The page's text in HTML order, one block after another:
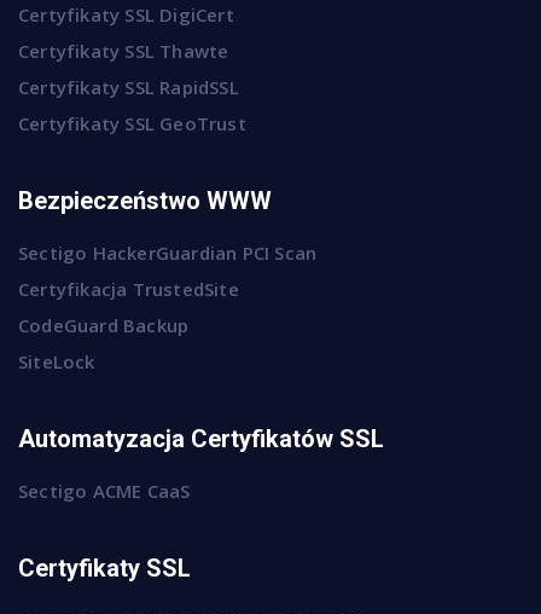
Certyfikaty SSL DigiCert
Certyfikaty SSL Thawte
Certyfikaty SSL RapidSSL
Certyfikaty SSL GeoTrust
Bezpieczeństwo WWW
Sectigo HackerGuardian PCI Scan
Certyfikacja TrustedSite
CodeGuard Backup
SiteLock
Automatyzacja Certyfikatów SSL
Sectigo ACME CaaS
Certyfikaty SSL